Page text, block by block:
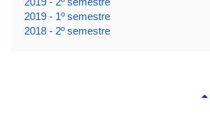
2019 - 1º semestre
2018 - 2º semestre